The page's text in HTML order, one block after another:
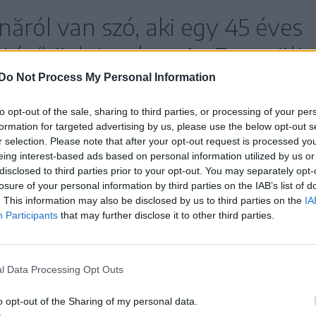
Do Not Process My Personal Information
opt-out of the sale, sharing to third parties, or processing of your
for targeted advertising by us, please use the below opt-out
selection. Please note that after your opt-out request is processed
interest-based ads based on personal information utilized by us
to third parties prior to your opt-out. You may separately
of your personal information by third parties on the IAB’s list of
This information may also be disclosed by us to third parties on the
Participants that may further disclose it to other third parties.
Data Processing Opt Outs
opt-out of the Sharing of my personal data.
van szó, aki egy 45 éves
üzletember. Az Egyesült
céget vezet,
Párt Palm Beach-i
amely Trumpot
óta.
személyesen keresett meg. Azt
számára: a kétoldalú, gazdasági és stratégiai
még akkor is, ha egyesek külföldön, mások
vagyunk, egy csapat vagyunk